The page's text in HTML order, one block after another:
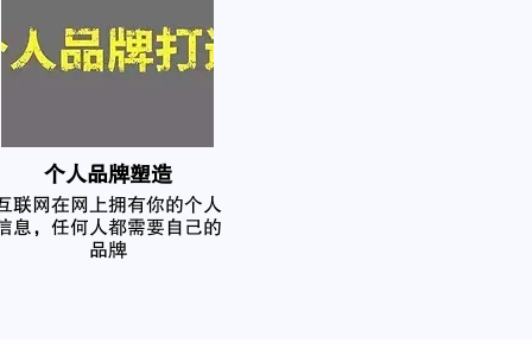
个人品牌塑造
联网在网上拥有你的个人
息，任何人都需要自己的
品牌